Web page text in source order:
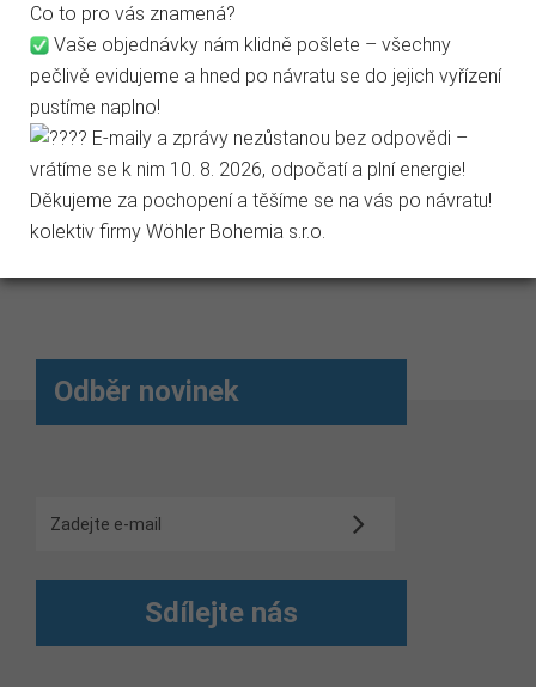
Štosákový...
Před objednáním vyberte
požadovaný rozměr
kartáče.
287,98 Kč
Sekáč s kolečky
- závit M10 - nerez
2 200,99 Kč
Odběr novinek
Sdílejte nás
Jen nezbytné Přijmout vše
Přejít na stránku Podrobně o cookies
Co to pro vás znamená?
Vaše objednávky nám klidně pošlete – všechny
pečlivě evidujeme a hned po návratu se do jejich vyřízení
pustíme naplno!
E-maily a zprávy nezůstanou bez odpovědi –
vrátíme se k nim 10. 8. 2026, odpočatí a plní energie!
Děkujeme za pochopení a těšíme se na vás po návratu!
kolektiv firmy Wöhler Bohemia s.r.o.